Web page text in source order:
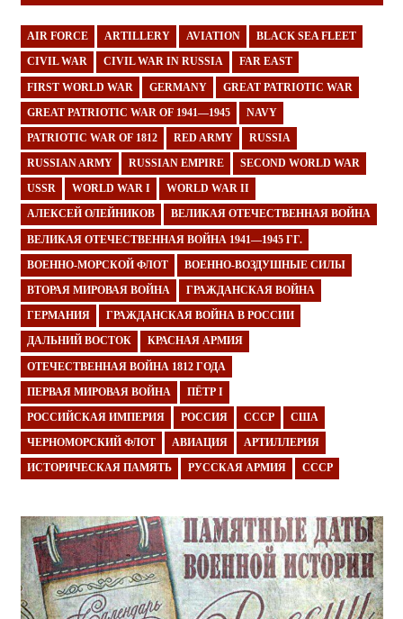
AIR FORCE ARTILLERY AVIATION BLACK SEA FLEET
CIVIL WAR CIVIL WAR IN RUSSIA FAR EAST
FIRST WORLD WAR GERMANY GREAT PATRIOTIC WAR
GREAT PATRIOTIC WAR OF 1941—1945 NAVY
PATRIOTIC WAR OF 1812 RED ARMY RUSSIA
RUSSIAN ARMY RUSSIAN EMPIRE SECOND WORLD WAR
USSR WORLD WAR I WORLD WAR II
АЛЕКСЕЙ ОЛЕЙНИКОВ ВЕЛИКАЯ ОТЕЧЕСТВЕННАЯ ВОЙНА
ВЕЛИКАЯ ОТЕЧЕСТВЕННАЯ ВОЙНА 1941—1945 ГГ.
ВОЕННО-МОРСКОЙ ФЛОТ ВОЕННО-ВОЗДУШНЫЕ СИЛЫ
ВТОРАЯ МИРОВАЯ ВОЙНА ГРАЖДАНСКАЯ ВОЙНА
ГЕРМАНИЯ ГРАЖДАНСКАЯ ВОЙНА В РОССИИ
ДАЛЬНИЙ ВОСТОК КРАСНАЯ АРМИЯ
ОТЕЧЕСТВЕННАЯ ВОЙНА 1812 ГОДА
ПЕРВАЯ МИРОВАЯ ВОЙНА ПЁТР I
РОССИЙСКАЯ ИМПЕРИЯ РОССИЯ СССР США
ЧЕРНОМОРСКИЙ ФЛОТ АВИАЦИЯ АРТИЛЛЕРИЯ
ИСТОРИЧЕСКАЯ ПАМЯТЬ РУССКАЯ АРМИЯ СССР